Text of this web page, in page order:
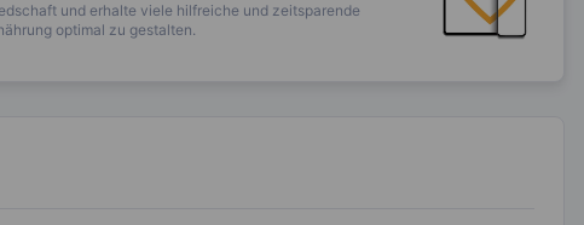
und erhalte viele hilfreiche und zeitsparende
optimal zu gestalten.